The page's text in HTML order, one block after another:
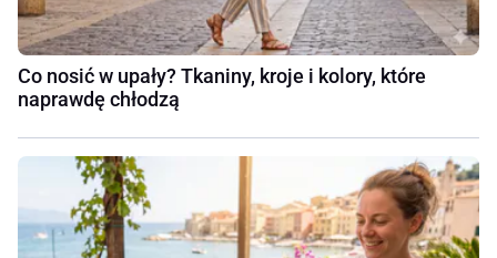
Co nosić w upały? Tkaniny, kroje i kolory, które
naprawdę chłodzą